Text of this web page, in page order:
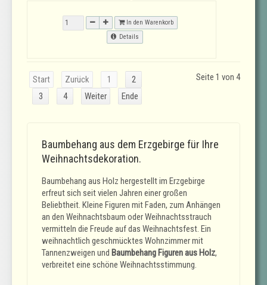
In den Warenkorb
Details
Start Zurück 1
2
3
4 Weiter Ende
Seite 1 von 4
Baumbehang aus dem Erzgebirge für Ihre
Weihnachtsdekoration.
Baumbehang aus Holz hergestellt im Erzgebirge
erfreut sich seit vielen Jahren einer großen
Beliebtheit. Kleine Figuren mit Faden, zum Anhängen
an den Weihnachtsbaum oder Weihnachtsstrauch
vermitteln die Freude auf das Weihnachtsfest. Ein
weihnachtlich geschmücktes Wohnzimmer mit
Tannenzweigen und Baumbehang Figuren aus Holz,
verbreitet eine schöne Weihnachtsstimmung.